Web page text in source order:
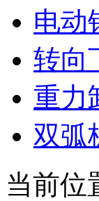
电动
转向
重力
双弧
当前位